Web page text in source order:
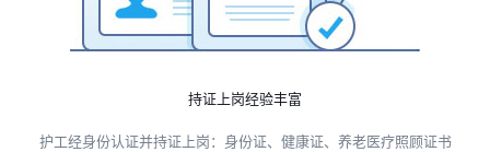
持证上岗经验丰富
护工经身份认证并持证上岗：身份证、健康证、养老医疗照顾证书